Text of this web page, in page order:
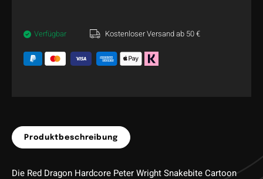
Verfügbar Kostenloser Versand ab 50 €
Produktbeschreibung
Die Red Dragon Hardcore Peter Wright Snakebite Cartoon